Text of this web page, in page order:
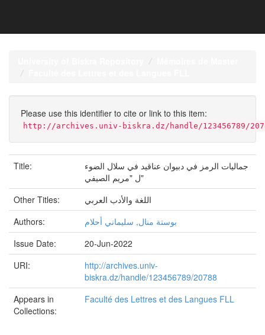
Please use this identifier to cite or link to this item:
http://archives.univ-biskra.dz/handle/123456789/
Title:
جماليات الرمز في دبيوان عناقيد في سلال الضوء
ل "مريم الصيفي"
Other Titles:
اللغة والأدب العربي
Authors:
بوستة منال, سليماني أحلام
Issue Date:
20-Jun-2022
URI:
http://archives.univ-
biskra.dz/handle/123456789/20788
Appears in
Collections:
Faculté des Lettres et des Langues FLL